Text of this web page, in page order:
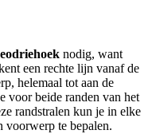
nodig, want
een rechte lijn vanaf de
helemaal tot aan de
voor beide randen van het
randstralen kun je in elke
voorwerp te bepalen.